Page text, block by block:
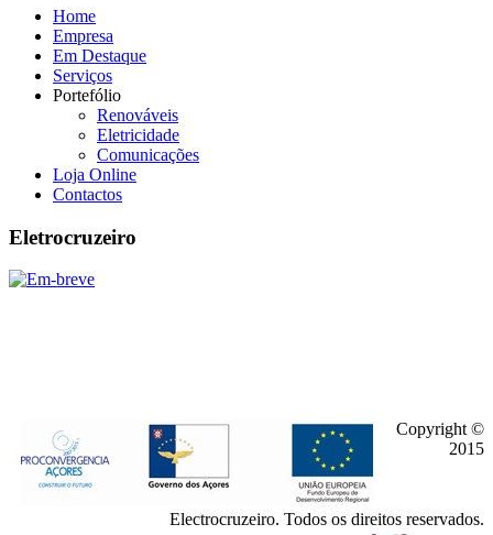
Home
Empresa
Em Destaque
Serviços
Portefólio
Renováveis
Eletricidade
Comunicações
Loja Online
Contactos
Eletrocruzeiro
Copyright ©
2015
Electrocruzeiro. Todos os direitos reservados.